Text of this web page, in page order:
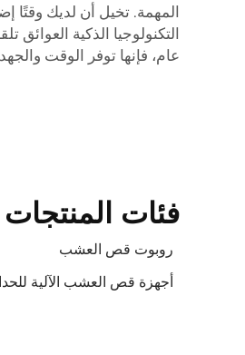
المهمة. تخيل أن لديك وقتًا
التكنولوجيا الذكية
عام، فإنها توفر الوقت
فئات
روبوت قص العشب
أجهزة قص العشب الآلية